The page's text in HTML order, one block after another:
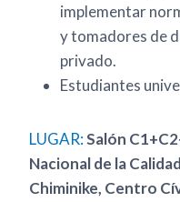
implementar
y tomadores de
privado.
Estudiantes
LUGAR:Salón
Nacional de la
Chiminike, Centro